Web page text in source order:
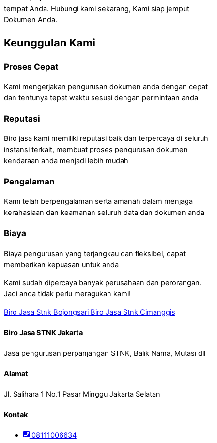
tempat Anda. Hubungi kami sekarang, Kami siap jemput
Dokumen Anda.
Keunggulan Kami
Proses Cepat
Kami mengerjakan pengurusan dokumen anda dengan cepat
dan tentunya tepat waktu sesuai dengan permintaan anda
Reputasi
Biro jasa kami memiliki reputasi baik dan terpercaya di seluruh
instansi terkait, membuat proses pengurusan dokumen
kendaraan anda menjadi lebih mudah
Pengalaman
Kami telah berpengalaman serta amanah dalam menjaga
kerahasiaan dan keamanan seluruh data dan dokumen anda
Biaya
Biaya pengurusan yang terjangkau dan fleksibel, dapat
memberikan kepuasan untuk anda
Kami sudah dipercaya banyak perusahaan dan perorangan.
Jadi anda tidak perlu meragukan kami!
Biro Jasa Stnk Bojongsari Biro Jasa Stnk Cimanggis
Biro Jasa STNK Jakarta
Jasa pengurusan perpanjangan STNK, Balik Nama, Mutasi dll
Alamat
Jl. Salihara 1 No.1 Pasar Minggu Jakarta Selatan
Kontak
08111006634